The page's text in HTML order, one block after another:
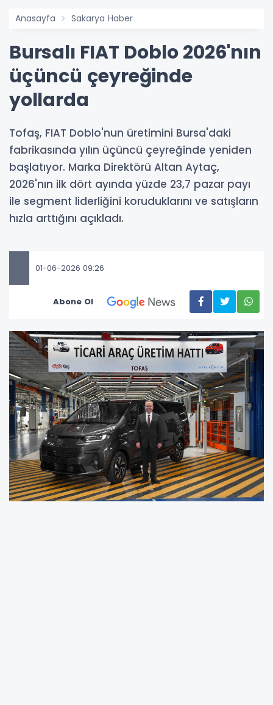
Anasayfa Sakarya Haber
Bursalı FIAT Doblo 2026'nın
üçüncü çeyreğinde
yollarda
Tofaş, FIAT Doblo'nun üretimini Bursa'daki
fabrikasında yılın üçüncü çeyreğinde yeniden
başlatıyor. Marka Direktörü Altan Aytaç,
2026'nın ilk dört ayında yüzde 23,7 pazar payı
ile segment liderliğini koruduklarını ve satışların
hızla arttığını açıkladı.
01-06-2026 09:26
Abone Ol